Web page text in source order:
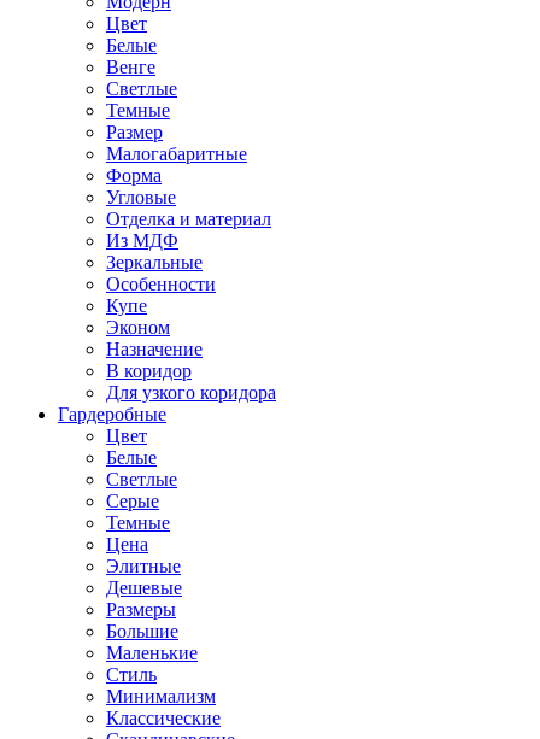
Цвет
Белые
Венге
Светлые
Темные
Размер
Малогабаритные
Форма
Угловые
Отделка и материал
Из МДФ
Зеркальные
Особенности
Купе
Эконом
Назначение
В коридор
Для узкого коридора
Гардеробные
Цвет
Белые
Светлые
Серые
Темные
Цена
Элитные
Дешевые
Размеры
Большие
Маленькие
Стиль
Минимализм
Классические